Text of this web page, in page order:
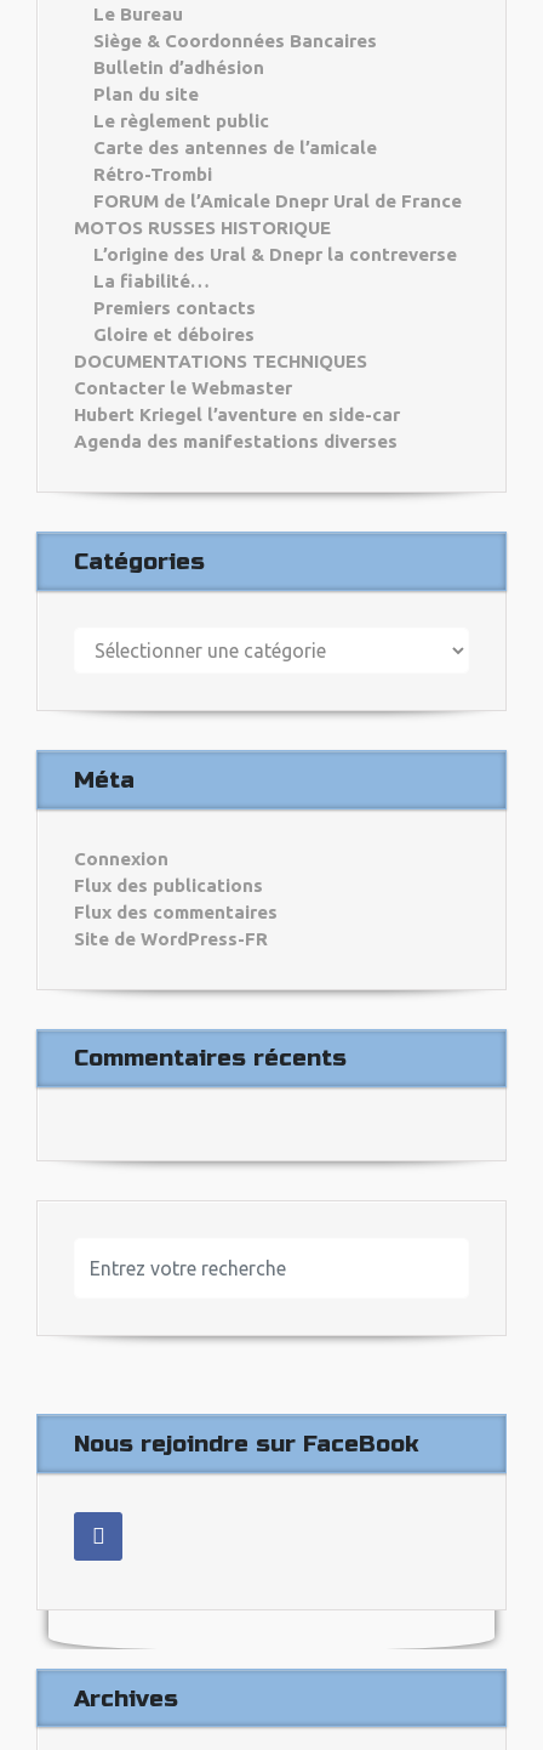
Le Bureau
Siège & Coordonnées Bancaires
Bulletin d’adhésion
Plan du site
Le règlement public
Carte des antennes de l’amicale
Rétro-Trombi
FORUM de l’Amicale Dnepr Ural de France
MOTOS RUSSES HISTORIQUE
L’origine des Ural & Dnepr la contreverse
La fiabilité…
Premiers contacts
Gloire et déboires
DOCUMENTATIONS TECHNIQUES
Contacter le Webmaster
Hubert Kriegel l’aventure en side-car
Agenda des manifestations diverses
Catégories
Catégories
Méta
Connexion
Flux des publications
Flux des commentaires
Site de WordPress-FR
Commentaires récents
Nous rejoindre sur FaceBook
Archives